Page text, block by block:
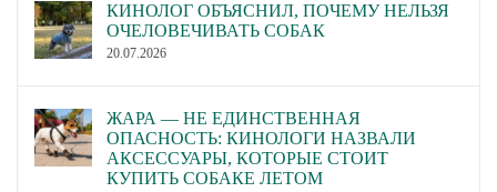
КИНОЛОГ ОБЪЯСНИЛ, ПОЧЕМУ НЕЛЬЗЯ
ОЧЕЛОВЕЧИВАТЬ СОБАК
20.07.2026
ЖАРА — НЕ ЕДИНСТВЕННАЯ
ОПАСНОСТЬ: КИНОЛОГИ НАЗВАЛИ
АКСЕССУАРЫ, КОТОРЫЕ СТОИТ
КУПИТЬ СОБАКЕ ЛЕТОМ